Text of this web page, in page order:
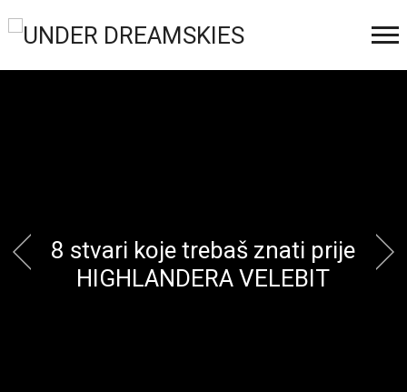
8 stvari koje trebaš znati prije
HIGHLANDERA VELEBIT